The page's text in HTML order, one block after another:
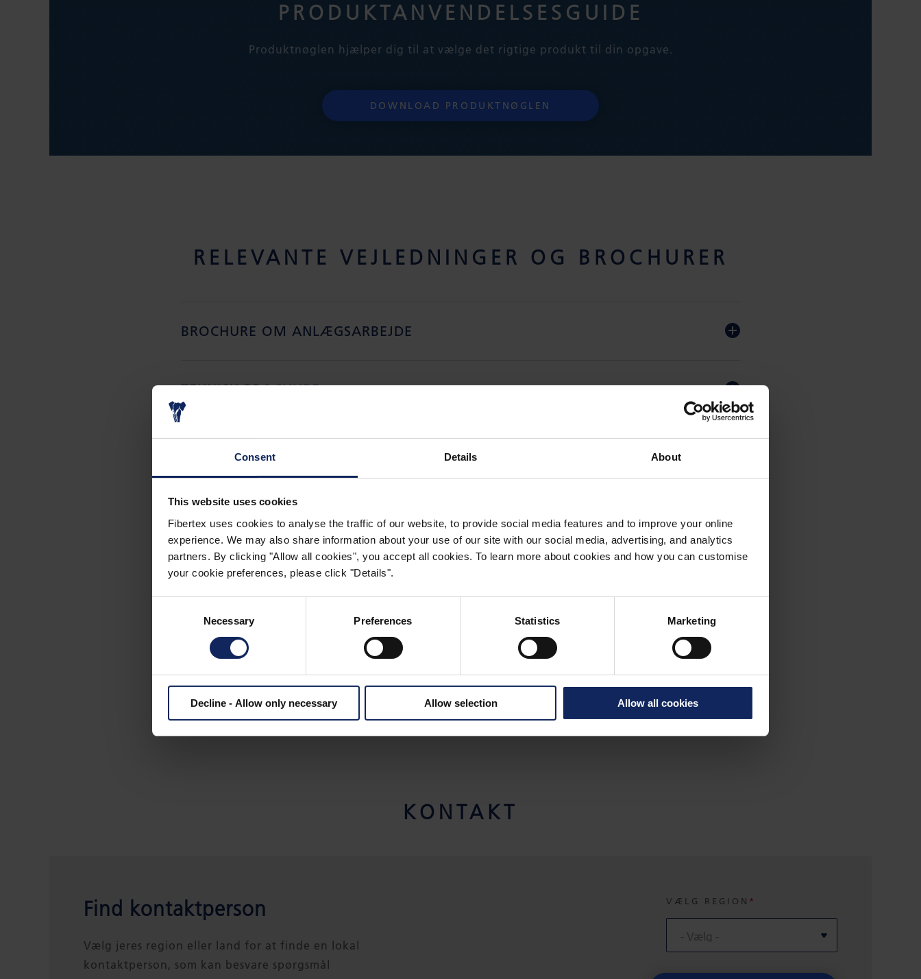
Consent Details About
This website uses cookies
Fibertex uses cookies to analyse the traffic of our website, to provide social media features and to improve your online
experience. We may also share information about your use of our site with our social media, advertising, and analytics
partners. By clicking "Allow all cookies", you accept all cookies. To learn more about cookies and how you can customise
your cookie preferences, please click "Details".
Necessary Preferences Statistics Marketing
Decline - Allow only necessary Allow selection Allow all cookies
PRODUKTANVENDELSESGUIDE
Produktnøglen hjælper dig til at vælge det rigtige produkt til din opgave.
DOWNLOAD PRODUKTNØGLEN
RELEVANTE VEJLEDNINGER OG BROCHURER
BROCHURE OM ANLÆGSARBEJDE
TEKNISK BROCHURE
SÅDAN ANVENDES FIBERTEX GEOTEKSTILER
JERNBANERBROCHURE
BROCHURE OM KYSTSIKRING
TRAPTEX BROCHURE
KONTAKT
Find kontaktperson
Vælg jeres region eller land for at finde en lokal
kontaktperson, som kan besvare spørgsmål
VÆLG REGION